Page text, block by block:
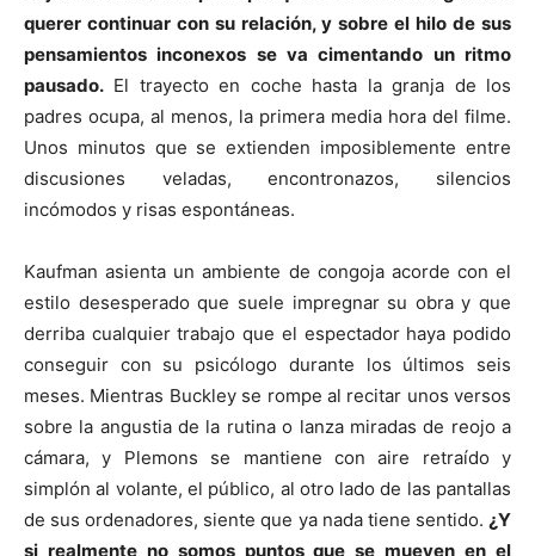
querer continuar con su relación, y sobre el hilo de sus
pensamientos inconexos se va cimentando un ritmo
pausado. El trayecto en coche hasta la granja de los
padres ocupa, al menos, la primera media hora del filme.
Unos minutos que se extienden imposiblemente entre
discusiones veladas, encontronazos, silencios
incómodos y risas espontáneas.
Kaufman asienta un ambiente de congoja acorde con el
estilo desesperado que suele impregnar su obra y que
derriba cualquier trabajo que el espectador haya podido
conseguir con su psicólogo durante los últimos seis
meses. Mientras Buckley se rompe al recitar unos versos
sobre la angustia de la rutina o lanza miradas de reojo a
cámara, y Plemons se mantiene con aire retraído y
simplón al volante, el público, al otro lado de las pantallas
de sus ordenadores, siente que ya nada tiene sentido. ¿Y
si realmente no somos puntos que se mueven en el